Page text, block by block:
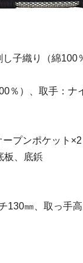
子織り（綿100
％）、取手：ナ
ープンポケット
板、底鋲
130㎜、取っ手